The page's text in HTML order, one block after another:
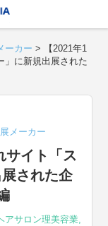
ーカー >
【2021年1
」に新規出展された
メーカー
サイト「ス
された企
アサロン理美容業,